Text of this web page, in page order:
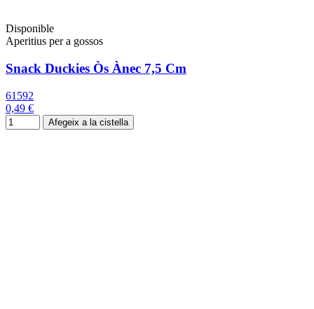
Disponible
Aperitius per a gossos
Snack Duckies Òs Ànec 7,5 Cm
61592
0,49 €
Afegeix a la cistella